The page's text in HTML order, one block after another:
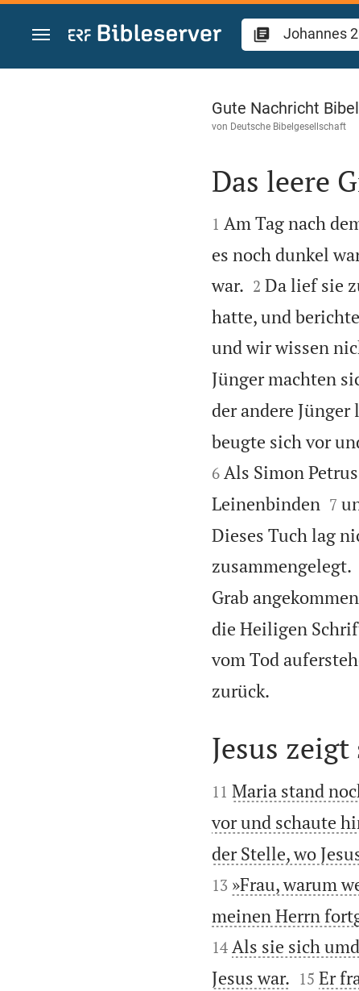
Zum Inhalt springen
Johannes 20
Gute Nachricht
von Deutsche Bibelgesellschaft

Das leere

1 Am Tag nach
es noch dunkel
war.
2 Da lief sie
hatte, und
und wir wissen
Jünger machten
der andere
beugte sich vor
6 Als Simon
Leinenbinden
7
Dieses Tuch lag
zusammengelegt.
Grab
die Heiligen
vom Tod
zurück.

Jesus

11 Maria stand
vor und schaute
der Stelle, wo
13 »Frau, warum
meinen Herrn
14 Als sie sich
Jesus war.
15 Er